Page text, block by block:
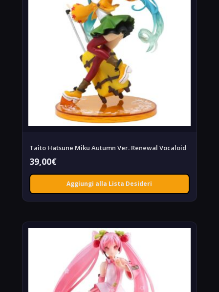
Taito Hatsune Miku Autumn Ver. Renewal Vocaloid
39,00€
Aggiungi alla Lista Desideri